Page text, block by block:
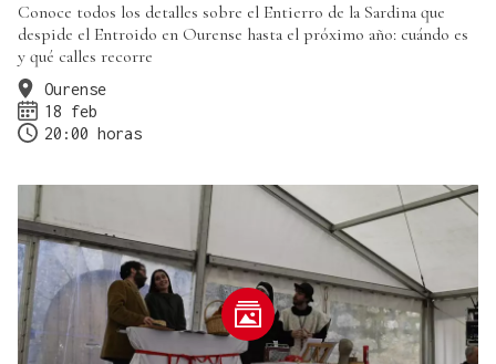
Conoce todos los detalles sobre el Entierro de la Sardina que
despide el Entroido en Ourense hasta el próximo año: cuándo es
y qué calles recorre
Ourense
18 feb
20:00 horas